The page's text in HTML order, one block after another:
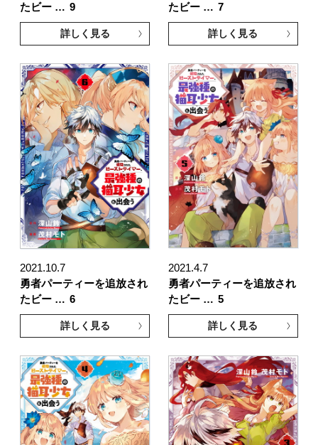
たビー … 9
詳しく見る
たビー … 7
詳しく見る
2021.10.7
勇者パーティーを追放され
たビー … 6
詳しく見る
2021.4.7
勇者パーティーを追放され
たビー … 5
詳しく見る